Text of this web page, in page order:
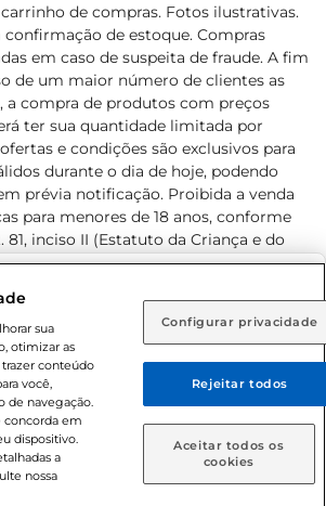
Goiás (GO)
Ou
online, informe como deseja receber
Retire em Loja
de compras. Fotos ilustrativas.
confirmação de estoque. Compras
em caso de suspeita de fraude. A fim
de um maior número de clientes as
a compra de produtos com preços
ter sua quantidade limitada por
e condições são exclusivos para
durante o dia de hoje, podendo
prévia notificação. Proibida a venda
para menores de 18 anos, conforme
81, inciso II (Estatuto da Criança e do
e condições exclusivos para o
para as compras on-line é de R$
Copyright. Todos os direitos
reservados Prezunic.
sua
otimizar as
conteúdo
você,
de navegação.
concorda em
dispositivo.
a
nossa
Configurar privacidade
Rejeitar todos
Aceitar todos os
cookies